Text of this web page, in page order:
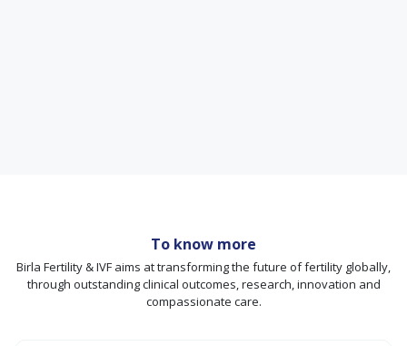
To know more
Birla Fertility & IVF aims at transforming the future of fertility globally,
through outstanding clinical outcomes, research, innovation and
compassionate care.